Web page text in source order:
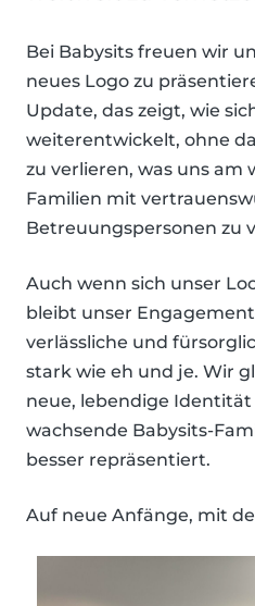
Bei Babysits freuen wir
neues Logo zu
Update, das zeigt, wie
weiterentwickelt, ohne
zu verlieren, was uns am
Familien mit
Betreuungspersonen zu
Auch wenn sich unser
bleibt unser
verlässliche und
stark wie eh und je. Wir
neue, lebendige
wachsende Babysits-
besser repräsentiert.
Auf neue Anfänge, mit